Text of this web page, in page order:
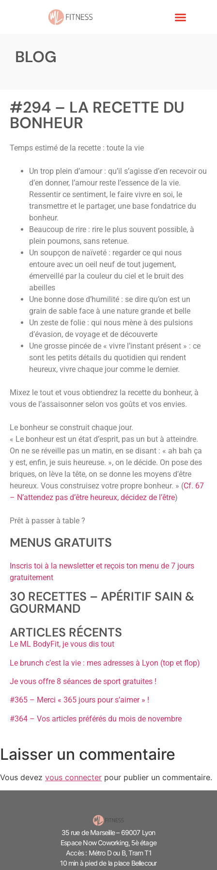
BLOG
#294 – LA RECETTE DU
BONHEUR
Temps estimé de la recette : toute la vie
Un trop plein d’amour : qu’il s’agisse d’en recevoir ou
d’en donner, l’amour reste l’essence de la vie.
Ressentir ce sentiment, le faire vivre en soi, le
transmettre et le partager, une base fondatrice du
bonheur.
Beaucoup de rire : rire le plus souvent possible, à
plein poumons, sans retenue.
Un soupçon de naïveté : regarder ce qui nous
entoure avec un oeil neuf de tout jugement,
émerveillé par la couleur du ciel et le bruit des
abeilles
Une bonne dose d’humilité : se dire qu’on est un
grain de sable face à une nature grande et belle
Un zeste de folie : qui nous mène à des pulsions
d’évasion, de voyage et de découverte
Une grosse pincée de « vivre l’instant présent » : ce
sont les petits détails du quotidien qui rendent
heureux, vivre chaque jour comme le dernier.
Mixez le tout et vous obtiendrez la recette du bonheur, à
vous de l’assaisonner selon vos goûts et vos envies.
Le bonheur se construit chaque jour.
« Le bonheur est un état d’esprit, pas un but à atteindre.
On ne se réveille pas un matin, en se disant : « ah bah ça
y est, enfin, je suis heureuse. », on le décide. On pose des
briques, on lève la tête, on se donne les moyens d’être
heureux. Vous construisez votre propre bonheur. » (Cf. 67
– N’attendez pas d’être heureux, décidez de l’être)
Prêt à passer à table ?
MENUS GRATUITS
Inscris toi à la newsletter et reçois ton menu de 7 jours
gratuitement
30 RECETTES – APÉRITIF SAIN &
GOURMAND
ARTICLES RÉCENTS
Le ML BodyFit, je vous dis tout
Le brunch c’est la vie : mes adresses à Lyon (top et flop)
Je vous offre 8 séances de sport gratuites !
#365 – Merci « 365 jours pour s’aimer » !
#364 – Vos articles préférés du mois de novembre
Laisser un commentaire
Vous devez vous connecter pour publier un commentaire.
35 rue de Marseille – 69007 Lyon
Espace Now Coworking, 5è étage
Accès : Métro D ou B, Tram T1
10 min à pied de la place Bellecour